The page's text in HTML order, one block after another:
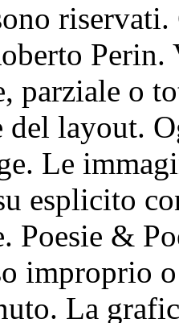
riservati.
parziale o
del layout.
Le
esplicito
Poesie &
improprio
La